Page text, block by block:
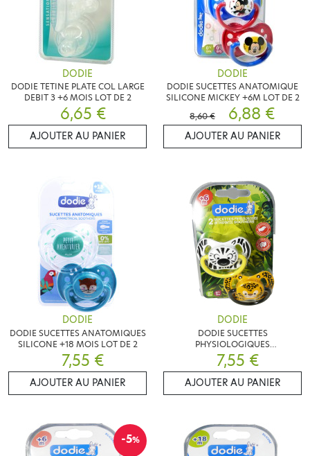
DODIE
DODIE TETINE PLATE COL LARGE
DEBIT 3 +6 MOIS LOT DE 2
6,65 €
AJOUTER AU PANIER
DODIE
DODIE SUCETTES ANATOMIQUE
SILICONE MICKEY +6M LOT DE 2
8,60 €
6,88 €
AJOUTER AU PANIER
DODIE
DODIE SUCETTES ANATOMIQUES
SILICONE +18 MOIS LOT DE 2
7,55 €
AJOUTER AU PANIER
DODIE
DODIE SUCETTES
PHYSIOLOGIQUES
ORTHODONTIC SOOTHERS +6M
LOT DE 2
7,55 €
AJOUTER AU PANIER
-5%